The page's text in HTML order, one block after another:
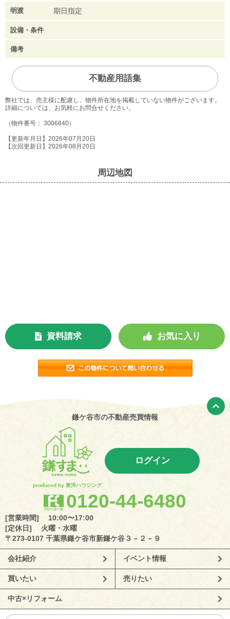
明渡 期日指定
設備・条件
備考
不動産用語集
弊社では、売主様に配慮し、物件所在地を掲載していない物件がございます。
詳細については、お気軽にお問合せください。
（物件番号： 3006840）
【更新年月日】2026年07月20日
【次回更新日】2026年08月20日
周辺地図
資料請求 お気に入り
鎌ケ谷市の不動産売買情報
produced by 東洋ハウジング
ログイン
0120-44-6480
[営業時間] 10:00〜17:00
[定休日] 火曜・水曜
〒273-0107 千葉県鎌ケ谷市新鎌ケ谷３－２－９
会社紹介 イベント情報
買いたい 売りたい
中古×リフォーム